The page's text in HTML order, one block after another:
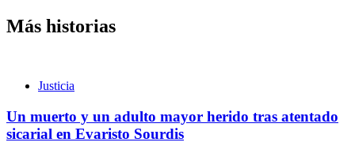
Más historias
Justicia
Un muerto y un adulto mayor herido tras atentado
sicarial en Evaristo Sourdis